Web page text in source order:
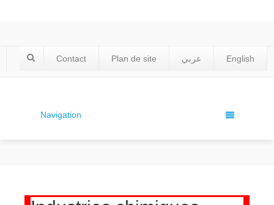
Contact Plan de site عربي English
Navigation